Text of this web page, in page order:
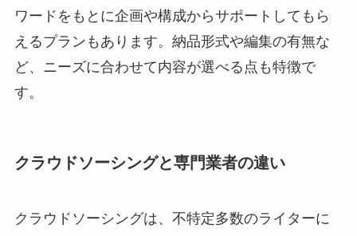
ワードをもとに企画や構成からサポートしてもら
えるプランもあります。納品形式や編集の有無な
ど、ニーズに合わせて内容が選べる点も特徴で
す。
クラウドソーシングと専門業者の違い
クラウドソーシングは、不特定多数のライターに